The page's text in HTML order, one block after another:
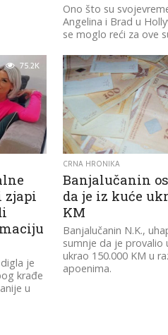
Ono što su
Angelina i Brad u
se moglo reći za ove
75.2K
zjapi
je
krađe
u
CRNA HRONIKA
Banjalučanin
da je iz kuće
KM
Banjalučanin N.K.,
sumnje da je provalio
ukrao 150.000 KM u
apoenima.